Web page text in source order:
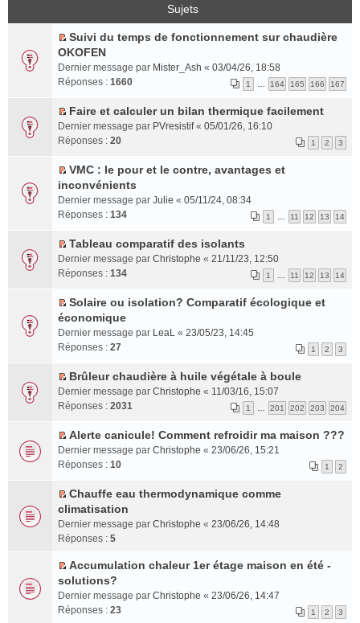
Sujets
C
o
n
u
t
r
m
e
a
g
n
o
n
l
e
p
u
s
r
c
e
n
t
Suivi du temps de fonctionnement sur chaudière
OKOFEN
Dernier message par Mister_Ash « 03/04/26, 18:58
Réponses : 1660 1 164 165 166 167
C
o
s
t
r
e
m
e
s
a
g
n
o
n
u
l
e
u
s
r
c
e
n
t
Faire et calculer un bilan thermique facilement
Dernier message par PVresistif« 05/01/26, 16:10
Réponses : 20 1 2 3
C
o
n
u
t
m
e
s
a
g
n
o
n
u
l
e
p
u
s
r
é
VMC : le pour et le contre, avantages et
inconvénients
Dernier message par Julie « 05/11/24, 08:34
Réponses : 134 1 11 12 13 14
C
o
s
t
e
m
e
s
a
e
n
o
n
l
e
p
Tableau comparatif des isolants
Dernier message par Christophe « 21/11/23, 12:50
Réponses : 134 1 11 12 13 14
C
o
n
u
t
e
m
e
s
a
g
e
n
Solaire ou isolation? Comparatif écologique et
économique
Dernier message par LeaL « 23/05/23, 14:45
Réponses : 27 1 2 3
C
o
s
u
l
e
r
e
m
e
a
Brûleur chaudière à huile végétale à boule
Dernier message par Christophe « 11/03/16, 15:07
Réponses : 2031 1 201 202 203 204
C
o
s
u
t
l
e
m
Alerte canicule! Comment refroidir ma maison ???
Dernier message par Christophe « 23/06/26, 15:21
Réponses : 10 1 2
C
o
n
u
l
t
e
Chauffe eau thermodynamique comme
climatisation
Dernier message par Christophe « 23/06/26, 14:48
Réponses : 5
C
o
n
Accumulation chaleur 1er étage maison en été -
solutions?
Dernier message par Christophe « 23/06/26, 14:47
Réponses : 23 1 2 3